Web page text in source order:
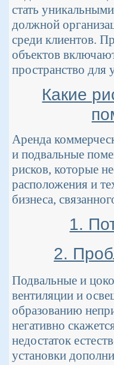
стать
должной
среди клиентов.
объектов
пространство
Какие
Аренда
и подвальные
рисков, которые
расположения и
бизнеса,
1.
2.
Подвальные и
вентиляции и
образованию
негативно
недостаток
установки